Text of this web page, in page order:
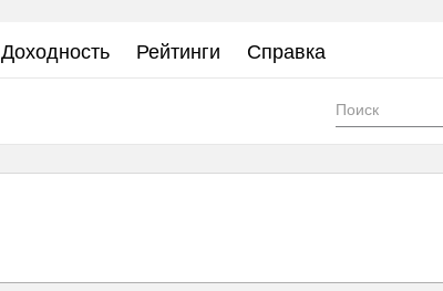
Доходность Рейтинги Справка
Форма
поиска